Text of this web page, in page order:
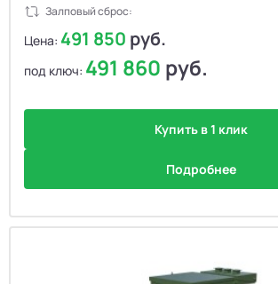
Залповый сброс:
Цена: 491 850 руб.
под ключ: 491 860 руб.
Купить в 1 клик
Подробнее